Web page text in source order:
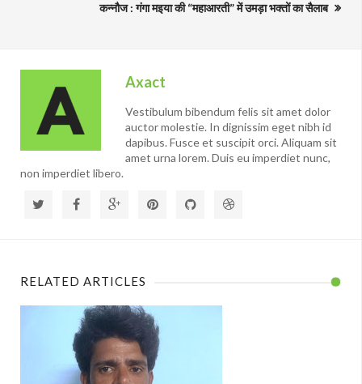
कन्नौज : गंगा मइया की “महाआरती” में उमड़ा भक्तों का सैलाब
Axact
Vestibulum bibendum felis sit amet dolor
auctor molestie. In dignissim eget nibh id
dapibus. Fusce et suscipit orci. Aliquam sit
amet urna lorem. Duis eu imperdiet nunc,
non imperdiet libero.
RELATED ARTICLES